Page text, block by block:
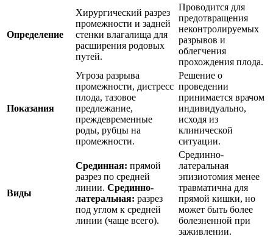
Определение
Хирургический разрез
промежности и задней
стенки влагалища для
расширения родовых
путей.
Проводится для
предотвращения
неконтролируемых
разрывов и
облегчения
прохождения плода.
Показания
Угроза разрыва
промежности, дистресс
плода, тазовое
предлежание,
преждевременные
роды, рубцы на
промежности.
Решение о
проведении
принимается врачом
индивидуально,
исходя из
клинической
ситуации.
Виды
Срединная: прямой
разрез по средней
линии. Срединно-
латеральная: разрез
под углом к средней
линии (чаще всего).
Срединно-
латеральная
эпизиотомия менее
травматична для
прямой кишки, но
может быть более
болезненной при
заживлении.